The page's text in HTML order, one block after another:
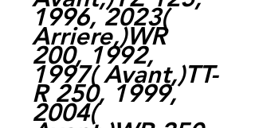
1996, 2023(
Arriere,)WR
200, 1992,
1997( Avant,)TT-
R 250, 1999,
2004(